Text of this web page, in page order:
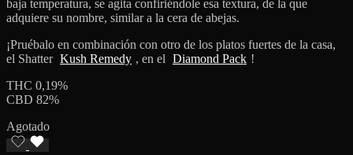
baja temperatura, se agita confiriéndole esa textura, de la que
adquiere su nombre, similar a la cera de abejas.
¡Pruébalo en combinación con otro de los platos fuertes de la casa,
el Shatter Kush Remedy , en el Diamond Pack !
THC 0,19%
CBD 82%
Agotado